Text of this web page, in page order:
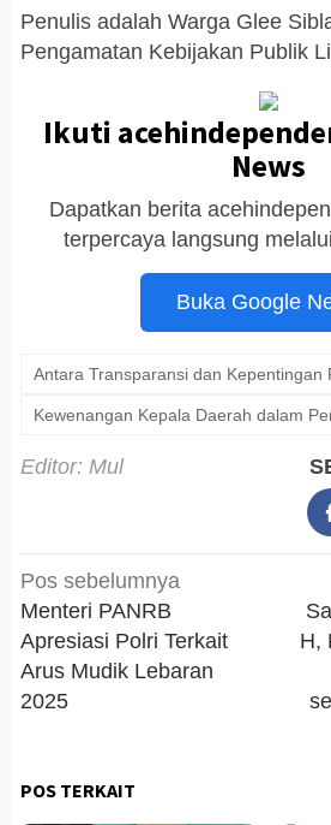
Penulis adalah Warga Glee
Pengamatan Kebijakan Publik
Ikuti
News
Dapatkan berita
terpercaya langsung
Buka Google
Antara Transparansi dan Kepentingan
Kewenangan Kepala Daerah dalam
Editor: Mul
Navigasi
pos
Pos sebelumnya
Menteri PANRB
Apresiasi Polri Terkait
Arus Mudik Lebaran
2025
H,
POS TERKAIT